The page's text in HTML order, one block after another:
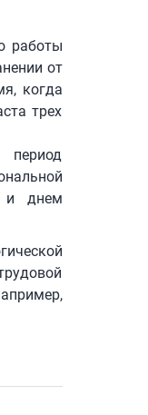
работы
от
когда
трех
период
и днем